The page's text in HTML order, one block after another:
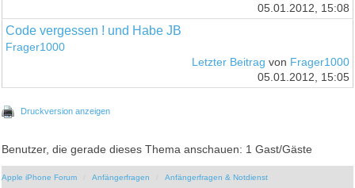
05.01.2012, 15:08
Code vergessen ! und Habe JB
Frager1000
Letzter Beitrag von Frager1000
05.01.2012, 15:05
Druckversion anzeigen
Benutzer, die gerade dieses Thema anschauen: 1 Gast/Gäste
Apple iPhone Forum Anfängerfragen Anfängerfragen & Notdienst